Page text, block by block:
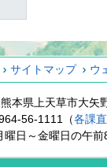
サイトマップ ウ
本県上天草市大矢
56-1111（各課
日～金曜日の午前